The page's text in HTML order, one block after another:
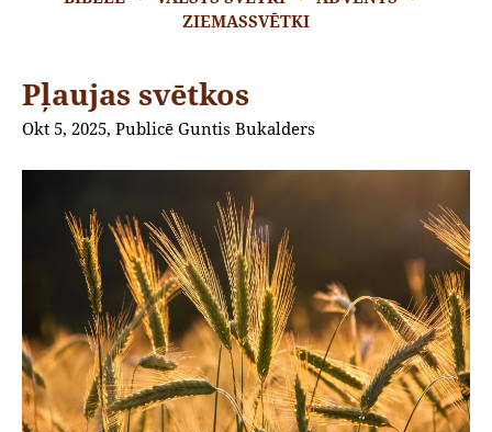
ZIEMASSVĒTKI
Pļaujas svētkos
Okt 5, 2025, Publicē Guntis Bukalders